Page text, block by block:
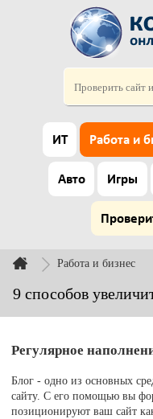
ИТ Работа и
Авто Игры
Работа и бизнес
9 способов
Регулярное
Блог - одно из основных
сайту. С его помощью вы
позиционируют ваш сайт